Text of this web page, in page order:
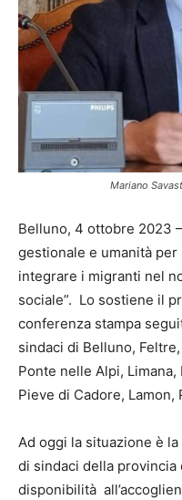
Mariano
Belluno, 4 ottobre 2023
gestionale e umanità
integrare i migranti nel
sociale”. Lo sostiene il
conferenza stampa
sindaci di Belluno,
Ponte nelle Alpi,
Pieve di Cadore, Lamon,
Ad oggi la situazione è
di sindaci della provincia
disponibilità